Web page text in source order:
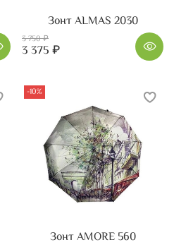
Зонт ALMAS 2030
3 750 ₽
3 375 ₽
-10%
Зонт AMORE 560